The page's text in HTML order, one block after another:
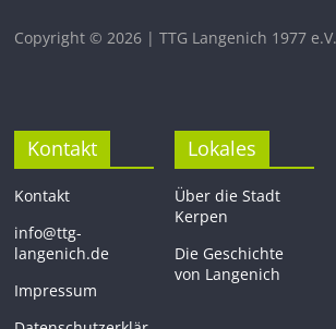
Copyright © 2026 | TTG Langenich 1977 e.V.
Kontakt
Kontakt
info@ttg-
langenich.de
Impressum
Lokales
Über die Stadt
Kerpen
Die Geschichte
von Langenich